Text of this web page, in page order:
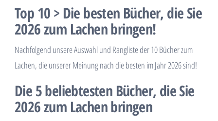
Top 10 > Die besten Bücher, die Sie
2026 zum Lachen bringen!
Nachfolgend unsere Auswahl und Rangliste der 10 Bücher zum
Lachen, die unserer Meinung nach die besten im Jahr 2026 sind!
Die 5 beliebtesten Bücher, die Sie
2026 zum Lachen bringen